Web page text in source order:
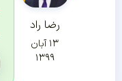
رضا راد
۱۳ آبان
۱۳۹۹